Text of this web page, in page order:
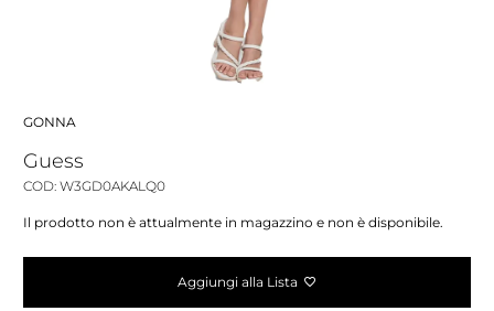
GONNA
Guess
COD: W3GD0AKALQ0
Il prodotto non è attualmente in magazzino e non è disponibile.
Aggiungi alla Lista